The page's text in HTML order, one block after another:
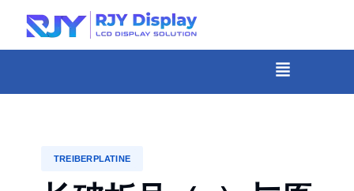
Wähle
Menü
TREIBERPLATINE